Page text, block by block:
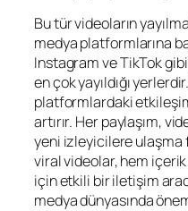
Bu tür videoların
medya platformlarına
Instagram ve TikTok
en çok yayıldığı
platformlardaki
artırır. Her paylaşım,
yeni izleyicilere ulaşma
viral videolar, hem
için etkili bir iletişim
medya dünyasında